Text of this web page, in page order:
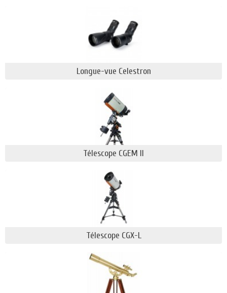
Longue-vue Celestron
Télescope CGEM ll
Télescope CGX-L